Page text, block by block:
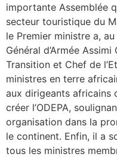
importante Assemblée
secteur touristique du
le Premier ministre a,
Général d’Armée
Transition et Chef de
ministres en terre
aux dirigeants africains
créer l’ODEPA,
organisation dans la
le continent. Enfin, il a
tous les ministres